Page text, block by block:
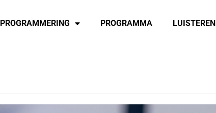
PROGRAMMERING PROGRAMMA LUISTEREN